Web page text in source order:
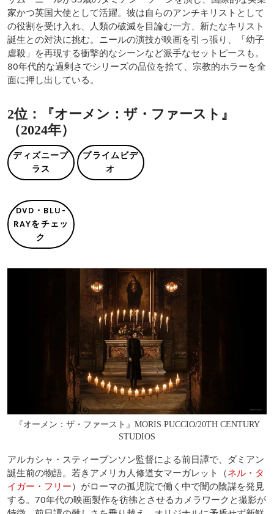
家かつ英国大使として活躍。彼は自らのアンチキリストとして
の役割を受け入れ、人類の破滅を目論む一方、新たなキリスト
誕生との対決に挑む。ニールの演技が映画を引っ張り、「幼子
虐殺」を再現する衝撃的なシーンなど派手なセットピースも。
80年代的な過剰さでシリーズの品位を捨て、宗教的ホラーを全
面に押し出している。
2位：『オーメン：ザ・ファースト』
（2024年）
ディズニープ
ラス
プライムビデ
オ
DVD・BLU-
RAYをチェッ
ク
『オーメン：ザ・ファースト』MORIS PUCCIO/20TH CENTURY
STUDIOS
アルカシャ・スティーブンソン監督による前日譚で、ダミアン
誕生前の物語。若きアメリカ人修道女マーガレット（ネル・タ
イガー・フリー）がローマの孤児院で働く中で闇の陰謀を発見
する。70年代の映画製作を彷彿とさせるカメラワークと撮影が